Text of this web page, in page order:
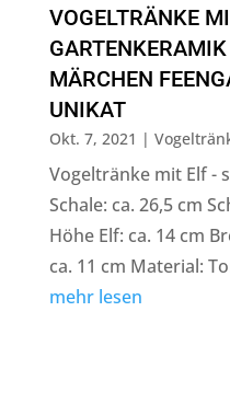
VOGELTRÄNKE
MÄRCHEN
UNIKAT
Okt. 7, 2021 |
Vogeltränke mit Elf -
Schale: ca. 26,5 cm
Höhe Elf: ca. 14 cm
ca. 11 cm Material:
mehr lesen